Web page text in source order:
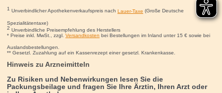
1 Unverbindlicher Apothekenverkaufspreis nach Lauer-Taxe (Große Deutsche
Spezialitätentaxe)
2 Unverbindliche Preisempfehlung des Herstellers
* Preise inkl. MwSt., zzgl. Versandkosten bei Bestellungen im Inland unter 15 €sowie bei
Auslandsbestellungen.
** Gesetzl. Zuzahlung auf ein Kassenrezept einer gesetzl. Krankenkasse.
Hinweis zu Arzneimitteln
Zu Risiken und Nebenwirkungen lesen Sie die
Packungsbeilage und fragen Sie Ihre Ärztin, Ihren Arzt oder